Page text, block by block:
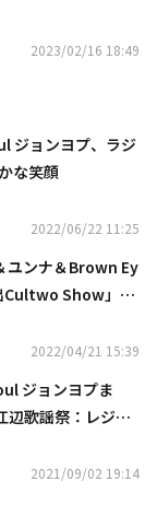
2023/02/16 18:49
ジョンヨプ、ラジ
な笑顔
2022/06/22 11:25
ユンナ＆Brown Ey
Cultwo Show」出
2022/04/21 15:39
ジョンヨプま
辺歌謡祭：レジェ
2021/09/02 19:14